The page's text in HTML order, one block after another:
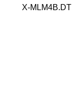
X-MLM4B.DT